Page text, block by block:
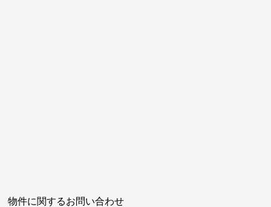
物件に関するお問い合わせ